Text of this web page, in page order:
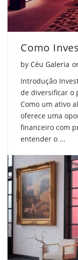
by Céu Galeria
Introdução
de diversificar o
Como um ativo
oferece uma
financeiro com
entender o ...